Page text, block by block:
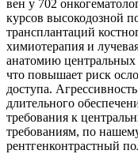
вен у 702
курсов высокодозной
трансплантаций
химиотерапия и
анатомию центральных
что повышает риск
доступа.
длительного
требования к
требованиям, по
рентгенконтрастный